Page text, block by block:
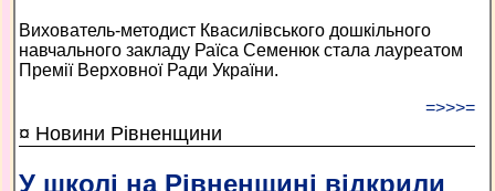
Вихователь-методист Квасилівського дошкільного
навчального закладу Раїса Семенюк стала лауреатом
Премії Верховної Ради України.
=>>>=
¤ Новини Рівненщини
У школі на Рівненщині відкрили